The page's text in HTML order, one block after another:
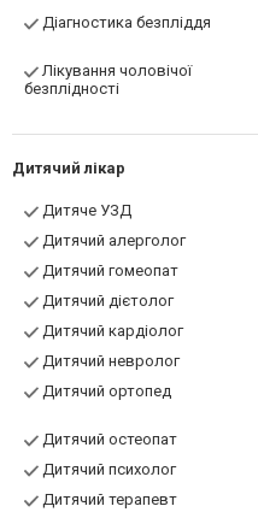
Діагностика безпліддя
Лікування чоловічої
безплідності
Дитячий лікар
Дитяче УЗД
Дитячий алерголог
Дитячий гомеопат
Дитячий дієтолог
Дитячий кардіолог
Дитячий невролог
Дитячий ортопед
Дитячий остеопат
Дитячий психолог
Дитячий терапевт